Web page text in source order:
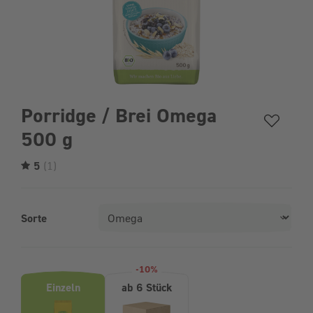
Porridge / Brei Omega
500 g
5 (1)
Sorte
Einzeln
-10%
ab 6 Stück